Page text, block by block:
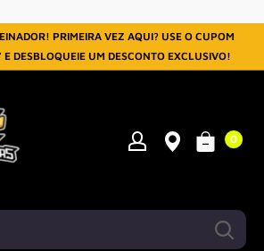
PRIMEIRA VEZ AQUI? USE O CUPOM
DESBLOQUEIE UM DESCONTO EXCLUSIVO!
0